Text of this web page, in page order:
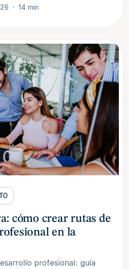
14 min
cómo crear rutas de
en la
profesional: guía